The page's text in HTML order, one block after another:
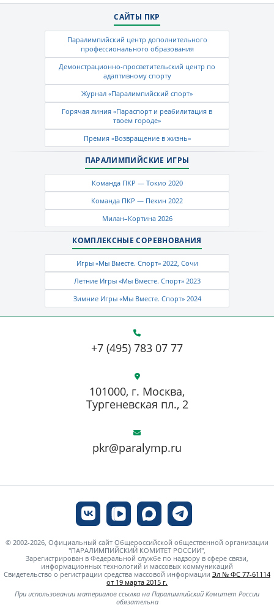
САЙТЫ ПКР
Паралимпийский центр дополнительного
профессионального образования
Демонстрационно-просветительский центр по
адаптивному спорту
Журнал «Паралимпийский спорт»
Горячая линия «Параспорт и реабилитация в
твоем городе»
Премия «Возвращение в жизнь»
ПАРАЛИМПИЙСКИЕ ИГРЫ
Команда ПКР — Токио 2020
Команда ПКР — Пекин 2022
Милан–Кортина 2026
КОМПЛЕКСНЫЕ СОРЕВНОВАНИЯ
Игры «Мы Вместе. Спорт» 2022, Сочи
Летние Игры «Мы Вместе. Спорт» 2023
Зимние Игры «Мы Вместе. Спорт» 2024
+7 (495) 783 07 77
pkr@paralymp.ru
101000, г. Москва,
Тургеневская пл., 2
© 2002-2026, Официальный сайт Общероссийской общественной организации
"ПАРАЛИМПИЙСКИЙ КОМИТЕТ РОССИИ",
Зарегистрирован в Федеральной службе по надзору в сфере связи,
информационных технологий и массовых коммуникаций
Свидетельство о регистрации средства массовой информации Эл № ФС 77-61114
от 19 марта 2015 г.
При использовании материалов ссылка на Паралимпийский Комитет России
обязательна